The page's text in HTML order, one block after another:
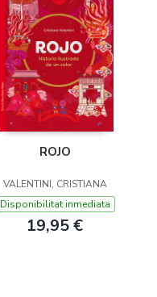
ROJO
VALENTINI, CRISTIANA
Disponibilitat inmediata
19,95 €